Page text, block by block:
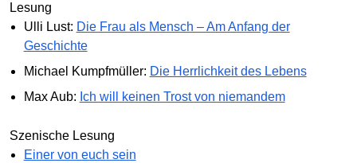
Lesung
Ulli Lust: Die Frau als Mensch – Am Anfang der
Geschichte
Michael Kumpfmüller: Die Herrlichkeit des Lebens
Max Aub: Ich will keinen Trost von niemandem
Szenische Lesung
Einer von euch sein